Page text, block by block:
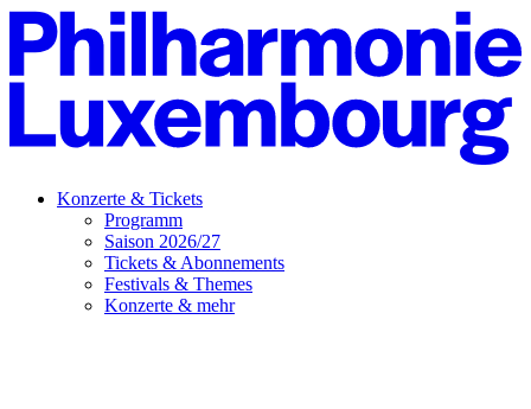
Konzerte & Tickets
Programm
Saison 2026/27
Tickets & Abonnements
Festivals & Themes
Konzerte & mehr